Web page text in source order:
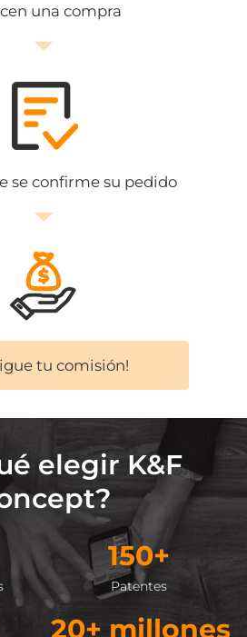
una compra
se confirme su pedido
tu comisión!
elegir K&F
150+
Patentes
20+ millones